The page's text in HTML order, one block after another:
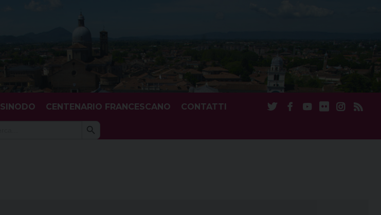
SINODO CENTENARIO FRANCESCANO CONTATTI
Search Search Button